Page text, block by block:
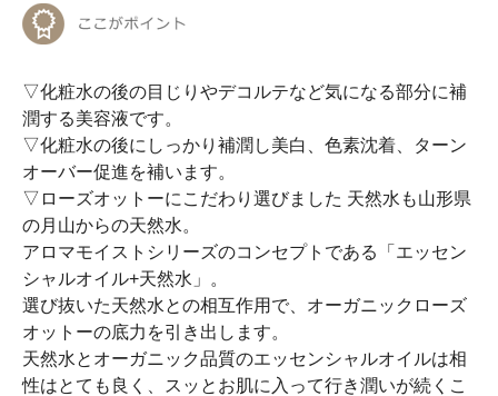
▽化粧水の後の目じりやデコルテなど気になる部分に補
潤する美容液です。
▽化粧水の後にしっかり補潤し美白、色素沈着、ターン
オーバー促進を補います。
▽ローズオットーにこだわり選びました 天然水も山形県
の月山からの天然水。
アロマモイストシリーズのコンセプトである「エッセン
シャルオイル+天然水」。
選び抜いた天然水との相互作用で、オーガニックローズ
オットーの底力を引き出します。
天然水とオーガニック品質のエッセンシャルオイルは相
性はとても良く、スッとお肌に入って行き潤いが続くこ